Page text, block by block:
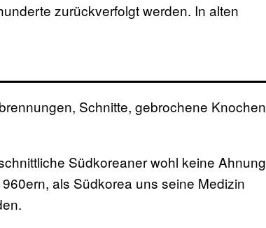
zurückverfolgt werden. In alten
Schnitte, gebrochene Knochen
Südkoreaner wohl keine Ahnung
als Südkorea uns seine Medizin